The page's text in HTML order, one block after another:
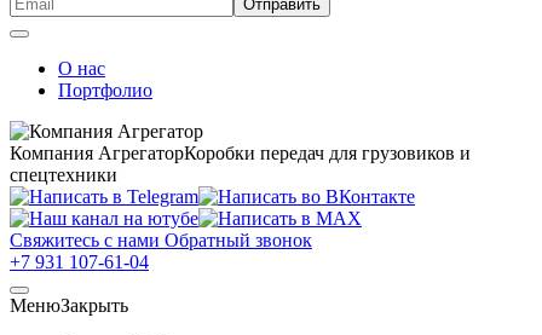
О нас
Портфолио
Компания АгрегаторКоробки передач для грузовиков и
спецтехники
Свяжитесь с нами Обратный звонок
+7 931 107-61-04
МенюЗакрыть